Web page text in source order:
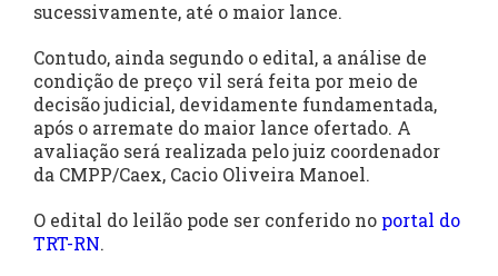
sucessivamente, até o maior lance.
Contudo, ainda segundo o edital, a análise de
condição de preço vil será feita por meio de
decisão judicial, devidamente fundamentada,
após o arremate do maior lance ofertado. A
avaliação será realizada pelo juiz coordenador
da CMPP/Caex, Cacio Oliveira Manoel.
O edital do leilão pode ser conferido no portal do
TRT-RN.